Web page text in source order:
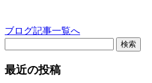
ブログ記事一覧へ
検索
最近の投稿